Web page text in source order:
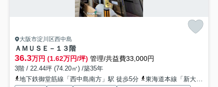
大阪市淀川区西中島
ＡＭＵＳＥ－１ ３階
36.3万円 (1.62万円/坪) 管理/共益費33,000円
3階 / 22.44坪 (74.20㎡) /築35年
地下鉄御堂筋線「西中島南方」駅 徒歩5分
東海道本線「新大阪」駅 徒歩13分